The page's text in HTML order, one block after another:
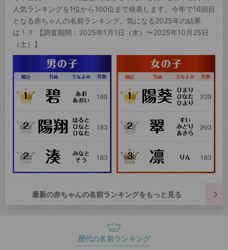
人気ランキングを1位から100位まで発表します。今年で16回目
となる赤ちゃんの名前ランキング。気になる2025年の結果
は！？ 【調査期間：2025年1月1日（水）〜2025年10月25日
（土）】
最新の赤ちゃんの名前ランキングをもっと見る
歴代の名前ランキング